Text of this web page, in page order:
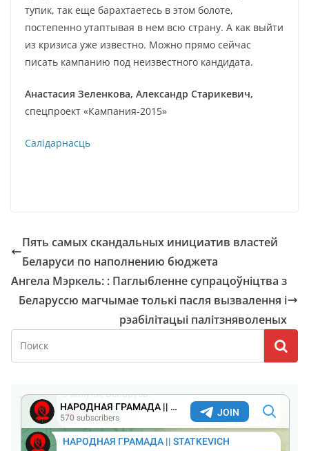
тупик, так еще барахтаетесь в этом болоте,
постепенно утаптывая в нем всю страну. А как выйти
из кризиса уже известно. Можно прямо сейчас
писать кампанию под неизвестного кандидата.
Анастасия Зеленкова, Александр Старикевич,
спецпроект «Кампания-2015»
Салідарнасць
Пять самых скандальных инициатив властей
Беларуси по наполнению бюджета
Ангела Мэркель: : Паглыбленне супрацоўніцтва з
Беларуссю магчымае толькі пасля вызвалення і
рэабілітацыі палітзняволеных